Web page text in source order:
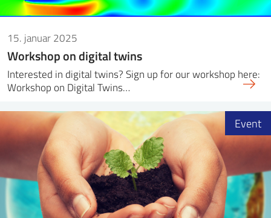
15. januar 2025
Workshop on digital twins
Interested in digital twins? Sign up for our workshop here:
Workshop on Digital Twins…
Event